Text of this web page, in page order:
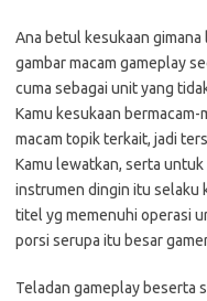
Ana betul kesukaan
gambar macam gameplay
cuma sebagai unit yang
Kamu kesukaan
macam topik terkait, jadi
Kamu lewatkan, serta
instrumen dingin itu selaku
titel yg memenuhi operasi
porsi serupa itu besar
Teladan gameplay beserta